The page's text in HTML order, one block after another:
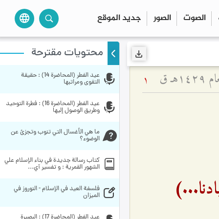
الصوت الصور جديد الموقع language
ق 1
محتويات مقترحة
التقوى ومراتبها
وطريق الوصول إليها
الوضوء؟
الشهور القمرية : و تفسير آي...
الميزان